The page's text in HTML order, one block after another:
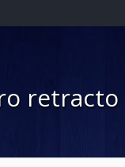
retracto